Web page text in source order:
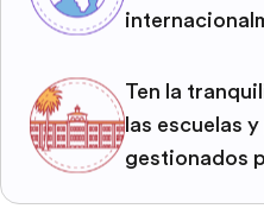
Ten la
las escuelas
gestionados